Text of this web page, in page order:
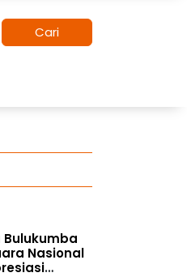
Cari
Nasional